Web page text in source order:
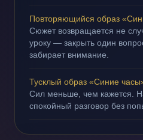
Повторяющийся образ
Сюжет возвращается не
уроку — закрыть один
забирает внимание.
Тусклый образ «Синие
Сил меньше, чем кажется.
спокойный разговор без